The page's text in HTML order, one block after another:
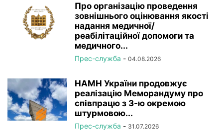
Про організацію проведення
зовнішнього оцінювання якості
надання медичної/
реабілітаційної допомоги та
медичного...
Прес-служба - 04.08.2026
НАМН України продовжує
реалізацію Меморандуму про
співпрацю з 3-ю окремою
штурмовою...
Прес-служба - 31.07.2026